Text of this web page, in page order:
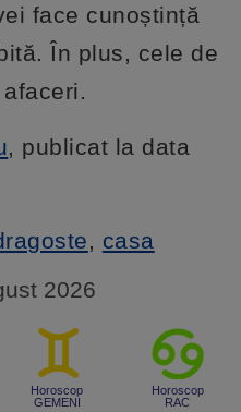
face cunoștință
În plus, cele de
, publicat la data
, casa
2026
Horoscop
GEMENI
Horoscop
RAC